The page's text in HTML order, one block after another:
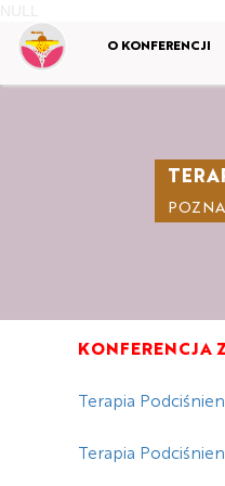
O KONFERENCJI
KONFERENCJA
Terapia
Terapia